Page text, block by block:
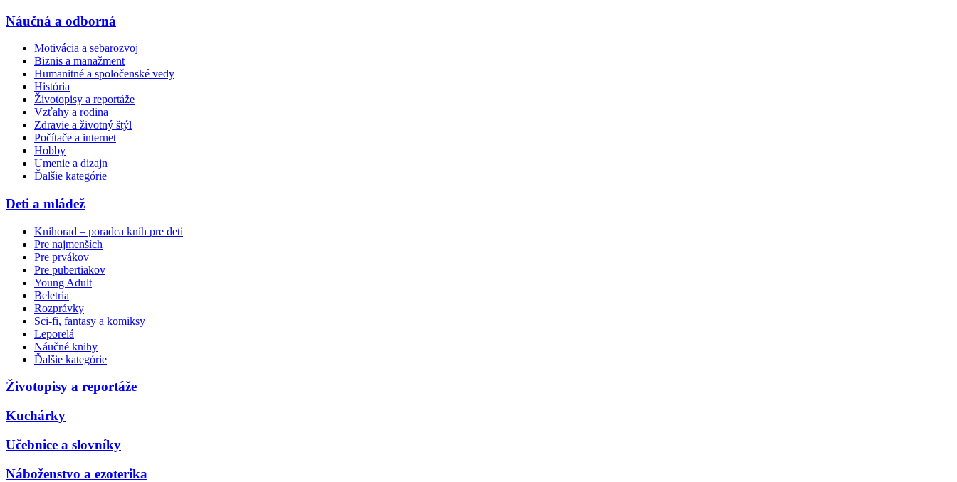
Náučná a odborná
Motivácia a sebarozvoj
Biznis a manažment
Humanitné a spoločenské vedy
História
Životopisy a reportáže
Vzťahy a rodina
Zdravie a životný štýl
Počítače a internet
Hobby
Umenie a dizajn
Ďalšie kategórie
Deti a mládež
Knihorad – poradca kníh pre deti
Pre najmenších
Pre prvákov
Pre pubertiakov
Young Adult
Beletria
Rozprávky
Sci-fi, fantasy a komiksy
Leporelá
Náučné knihy
Ďalšie kategórie
Životopisy a reportáže
Kuchárky
Učebnice a slovníky
Náboženstvo a ezoterika